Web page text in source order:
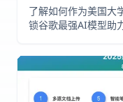
了解如何作为美国
锁谷歌最强AI模型助